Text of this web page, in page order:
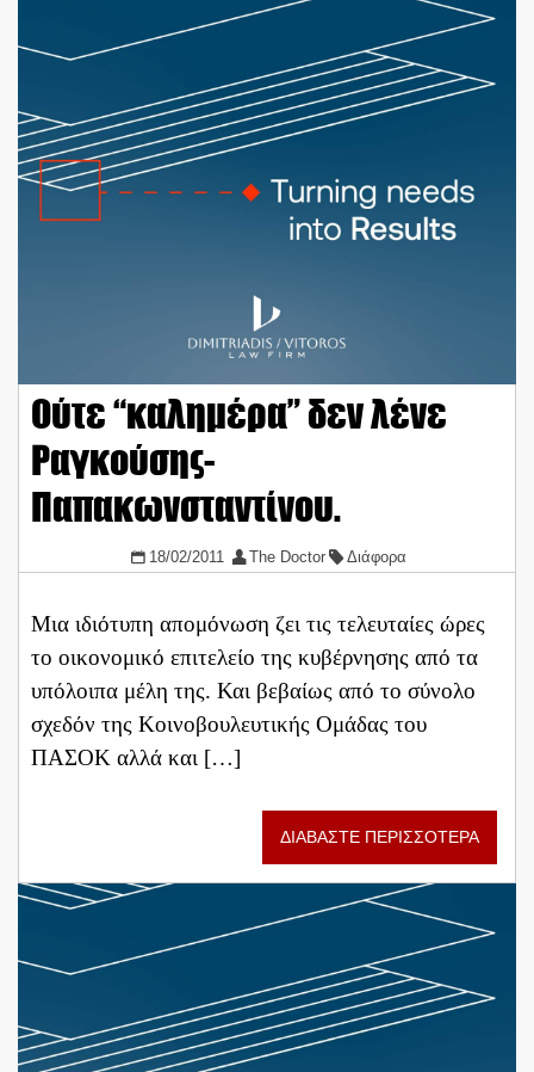
Ούτε “καλημέρα” δεν λένε
Ραγκούσης-
Παπακωνσταντίνου.
18/02/2011 The Doctor Διάφορα
Μια ιδιότυπη απομόνωση ζει τις τελευταίες ώρες
το οικονομικό επιτελείο της κυβέρνησης από τα
υπόλοιπα μέλη της. Και βεβαίως από το σύνολο
σχεδόν της Κοινοβουλευτικής Ομάδας του
ΠΑΣΟΚ αλλά και […]
ΔΙΑΒΑΣΤΕ ΠΕΡΙΣΣΟΤΕΡΑ